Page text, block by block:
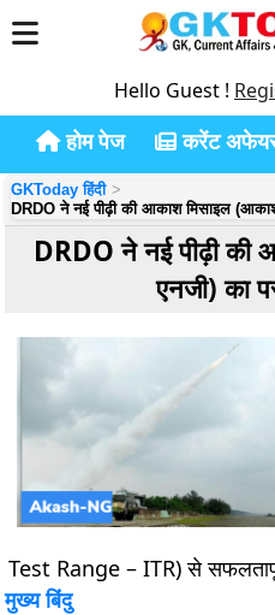
Hello Guest !
होम पेज करेंट अफेयर्स
GKToday हिंदी
DRDO ने नई पीढ़ी की आकाश मिसाइल
DRDO ने नई पीढ़ी की
एनजी) का
Test Range – ITR) से
मुख्य बिंदु